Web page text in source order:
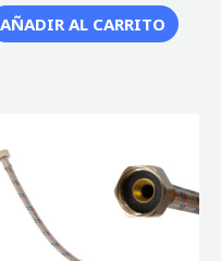
AÑADIR AL CARRITO